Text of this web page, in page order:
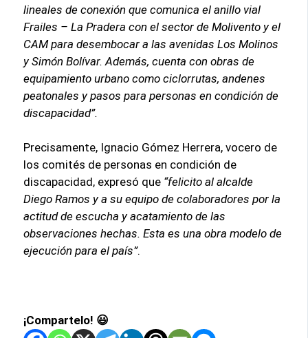
lineales de conexión que comunica el anillo vial
Frailes – La Pradera con el sector de Molivento y el
CAM para desembocar a las avenidas Los Molinos
y Simón Bolívar. Además, cuenta con obras de
equipamiento urbano como ciclorrutas, andenes
peatonales y pasos para personas en condición de
discapacidad”.
Precisamente, Ignacio Gómez Herrera, vocero de
los comités de personas en condición de
discapacidad, expresó que “felicito al alcalde
Diego Ramos y a su equipo de colaboradores por la
actitud de escucha y acatamiento de las
observaciones hechas. Esta es una obra modelo de
ejecución para el país”.
¡Compartelo! 😃